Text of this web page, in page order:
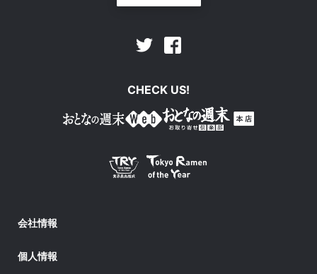
Twitter
CHECK US!
会社情報
個人情報